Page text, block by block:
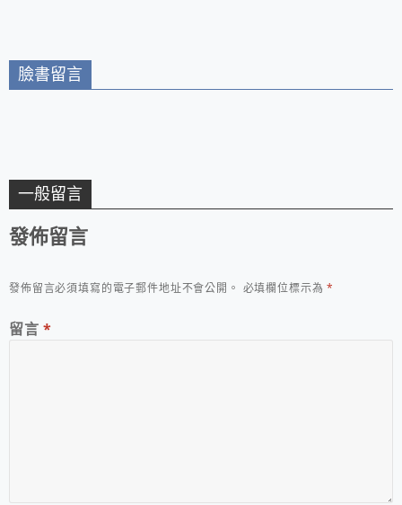
臉書留言
一般留言
發佈留言
發佈留言必須填寫的電子郵件地址不會公開。 必填欄位標示為*
留言 *